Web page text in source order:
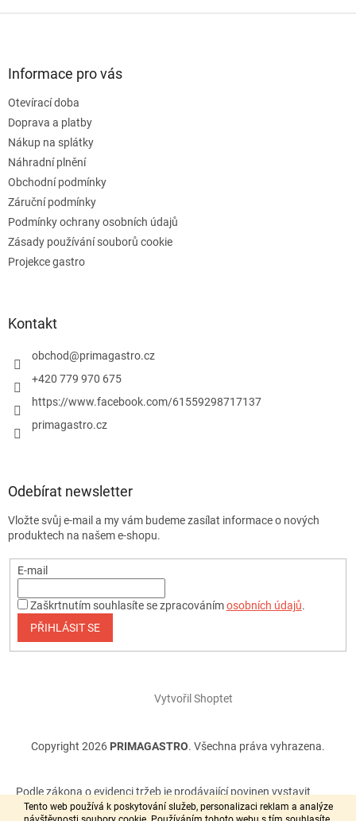
Tento web používá k poskytování služeb, personalizaci reklam a analýze
u
v
Informace pro vás
Otevírací doba
Doprava a platby
Nákup na splátky
Náhradní plnění
Obchodní podmínky
Záruční podmínky
Podmínky ochrany osobních údajů
Zásady používání souborů cookie
Projekce gastro
Kontakt
obchod@primagastro.cz
+420 779 970 675
https://www.facebook.com/61559298717137
primagastro.cz
Odebírat newsletter
Vložte svůj e-mail a my vám budeme zasílat informace o nových
produktech na našem e-shopu.
E-mail
Zaškrtnutím souhlasíte se zpracovánímosobních údajů.
PŘIHLÁSIT SE
Vytvořil Shoptet
Copyright 2026 PRIMAGASTRO. Všechna práva vyhrazena.
Podle zákona o evidenci tržeb je prodávající povinen vystavit
kupujícímu účtenku. Zároveň je povinen zaevidovat přijatou tržbu